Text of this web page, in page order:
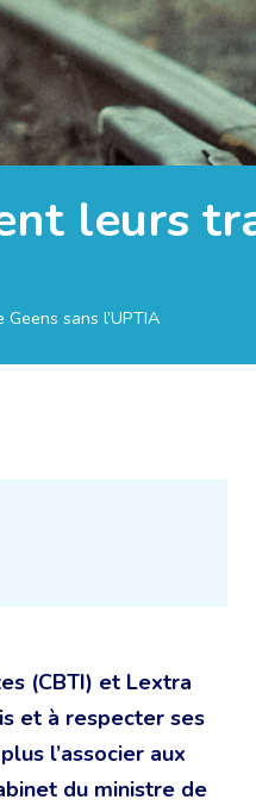
leurs
sans l’UPTIA
(CBTI) et Lextra
et à respecter ses
l’associer aux
du ministre de